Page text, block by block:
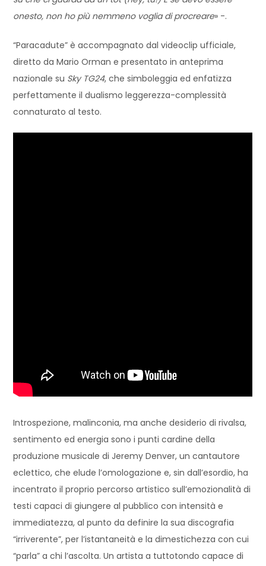
onesto, non ho più nemmeno voglia di procreare» -.
“Paracadute” è accompagnato dal videoclip ufficiale,
diretto da Mario Orman e presentato in anteprima
nazionale su Sky TG24, che simboleggia ed enfatizza
perfettamente il dualismo leggerezza-complessità
connaturato al testo.
Introspezione, malinconia, ma anche desiderio di rivalsa,
sentimento ed energia sono i punti cardine della
produzione musicale di Jeremy Denver, un cantautore
eclettico, che elude l’omologazione e, sin dall’esordio, ha
incentrato il proprio percorso artistico sull’emozionalità di
testi capaci di giungere al pubblico con intensità e
immediatezza, al punto da definire la sua discografia
“irriverente”, per l’istantaneità e la dimestichezza con cui
“parla” a chi l’ascolta. Un artista a tuttotondo capace di